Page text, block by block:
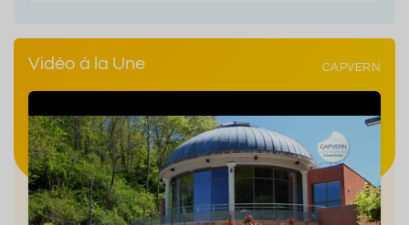
Vidéo à la Une CAPVERN